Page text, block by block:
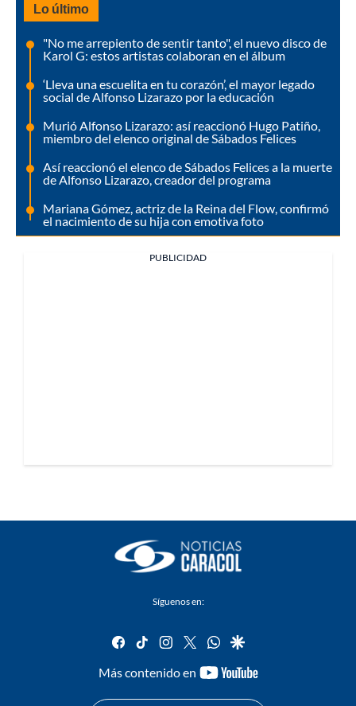
Lo último
"No me arrepiento de sentir tanto", el nuevo disco de
Karol G: estos artistas colaboran en el álbum
‘Lleva una escuelita en tu corazón’, el mayor legado
social de Alfonso Lizarazo por la educación
Murió Alfonso Lizarazo: así reaccionó Hugo Patiño,
miembro del elenco original de Sábados Felices
Así reaccionó el elenco de Sábados Felices a la muerte
de Alfonso Lizarazo, creador del programa
Mariana Gómez, actriz de la Reina del Flow, confirmó
el nacimiento de su hija con emotiva foto
PUBLICIDAD
Síguenos en:
facebook
tiktok instagram
twitterwhatsapp
google
Más contenido en
youtube-